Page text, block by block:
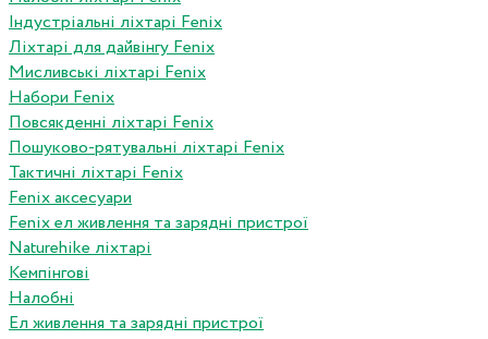
Індустріальні ліхтарі Fenix
Ліхтарі для дайвінгу Fenix
Мисливські ліхтарі Fenix
Набори Fenix
Повсякденні ліхтарі Fenix
Пошуково-рятувальні ліхтарі Fenix
Тактичні ліхтарі Fenix
Fenix аксесуари
Fenix ел живлення та зарядні пристрої
Naturehike ліхтарі
Кемпінгові
Налобні
Ел живлення та зарядні пристрої